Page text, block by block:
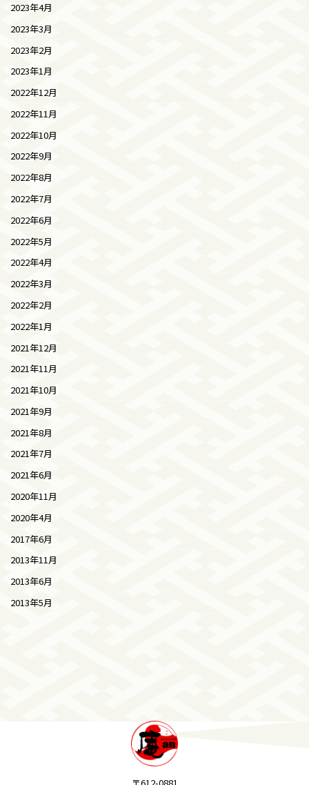
2023年4月
2023年3月
2023年2月
2023年1月
2022年12月
2022年11月
2022年10月
2022年9月
2022年8月
2022年7月
2022年6月
2022年5月
2022年4月
2022年3月
2022年2月
2022年1月
2021年12月
2021年11月
2021年10月
2021年9月
2021年8月
2021年7月
2021年6月
2020年11月
2020年4月
2017年6月
2013年11月
2013年6月
2013年5月